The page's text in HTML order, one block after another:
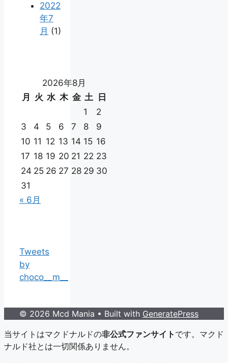
2022
年7
月 (1)
2026年8月
月
火 水 木 金 土
日
1
2
3
4 5 6 7 8
9
10 11 12 13 14 15 16
17 18 19 20 21 22 23
24 25 26 27 28 29 30
31
« 6月
Tweets
by
choco__m__
© 2026 Mcd Mania • Built with GeneratePress
当サイトはマクドナルドの非公式ファンサイト です。マクド
ナルド社とは一切関係ありません。